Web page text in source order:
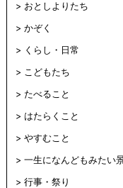
おとしよりたち
かぞく
くらし・日常
こどもたち
たべること
はたらくこと
やすむこと
一生になんどもみたい
行事・祭り